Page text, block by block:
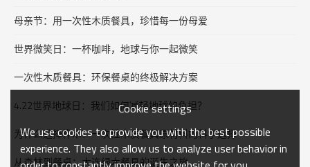
母亲节：用一次性木质餐具，珍惜每一份母爱
世界微笑日：一杯咖啡，地球与你一起微笑
一次性木质餐具：环保餐桌的终极解决方案
4.22世界地球日：我们如何减轻地球的负担？
为什么选择桦木？一次性木质餐具原材料的科学选择
从森林到餐桌：大连绿木餐具的诞生之旅
Cookie settings
We use cookies to provide you with the best possible
experience. They also allow us to analyze user behavior in